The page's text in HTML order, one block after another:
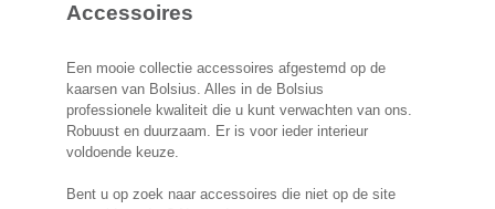
Accessoires
Een mooie collectie accessoires afgestemd op de
kaarsen van Bolsius. Alles in de Bolsius
professionele kwaliteit die u kunt verwachten van ons.
Robuust en duurzaam. Er is voor ieder interieur
voldoende keuze.
Bent u op zoek naar accessoires die niet op de site